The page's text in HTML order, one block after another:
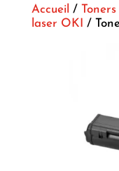
Accueil /
laser OKI
/